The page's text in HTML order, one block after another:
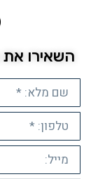
השאירו את